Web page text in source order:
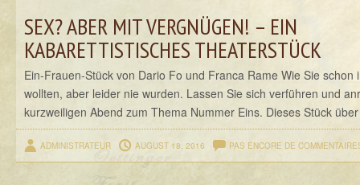
SEX? ABER MIT VERGNÜGEN! – EIN
KABARETTISTISCHES THEATERSTÜCK
Ein-Frauen-Stück von Dario Fo und Franca Rame Wie Sie
wollten, aber leider nie wurden. Lassen Sie sich verführen und
kurzweiligen Abend zum Thema Nummer Eins. Dieses Stück
ADMINISTRATEUR AUGUST 18, 2016 PAS ENCORE DE